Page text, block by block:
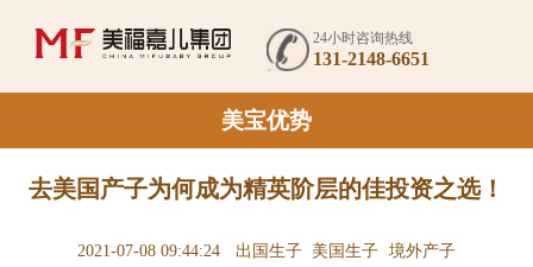
24小时咨询热线
131-2148-6651
美宝优势
去美国产子为何成为精英阶层的佳投资之选！
2021-07-08 09:44:24 出国生子 美国生子 境外产子